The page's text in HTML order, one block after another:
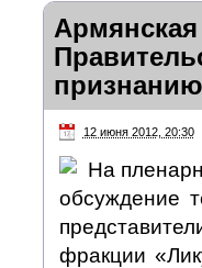
12 июня 2012, 20:30
На
обсуждение
фракции